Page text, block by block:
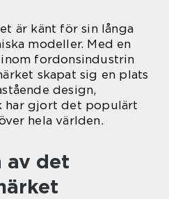
är känt för sin långa
modeller. Med en
fordonsindustrin
skapat sig en plats
design,
har gjort det populärt
hela världen.
av det